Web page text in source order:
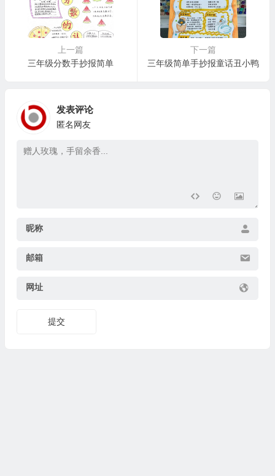
上一篇
三年级分数手抄报简单
下一篇
三年级简单手抄报童话丑小鸭
发表评论
匿名网友
昵称
邮箱
网址
提交